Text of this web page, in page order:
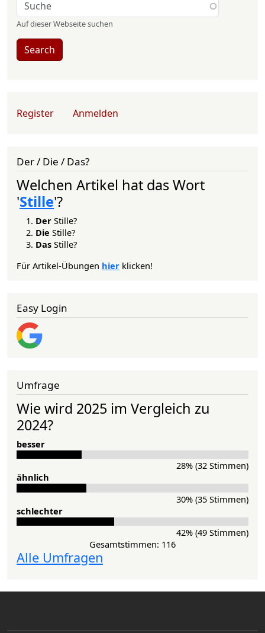
Auf dieser Webseite suchen
Search
User account menu
Register Anmelden
Der / Die / Das?
Welchen Artikel hat das Wort
'Stille'?
Der Stille?
Die Stille?
Das Stille?
Für Artikel-Übungen hier klicken!
Easy Login
Umfrage
Wie wird 2025 im Vergleich zu
2024?
besser
28% (32 Stimmen)
ähnlich
30% (35 Stimmen)
schlechter
42% (49 Stimmen)
Gesamtstimmen: 116
Alle Umfragen